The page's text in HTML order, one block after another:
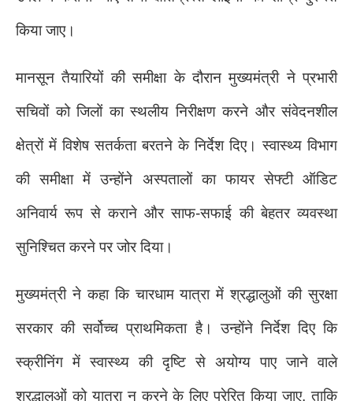
किया जाए।
मानसून तैयारियों की समीक्षा के दौरान मुख्यमंत्री ने प्रभारी
सचिवों को जिलों का स्थलीय निरीक्षण करने और संवेदनशील
क्षेत्रों में विशेष सतर्कता बरतने के निर्देश दिए। स्वास्थ्य विभाग
की समीक्षा में उन्होंने अस्पतालों का फायर सेफ्टी ऑडिट
अनिवार्य रूप से कराने और साफ-सफाई की बेहतर व्यवस्था
सुनिश्चित करने पर जोर दिया।
मुख्यमंत्री ने कहा कि चारधाम यात्रा में श्रद्धालुओं की सुरक्षा
सरकार की सर्वोच्च प्राथमिकता है। उन्होंने निर्देश दिए कि
स्क्रीनिंग में स्वास्थ्य की दृष्टि से अयोग्य पाए जाने वाले
श्रद्धालुओं को यात्रा न करने के लिए प्रेरित किया जाए, ताकि